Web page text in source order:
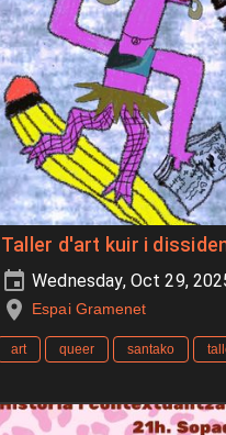
Taller d'art kuir i
Wednesday, Oct 29,
Espai Gramenet
art queer santako